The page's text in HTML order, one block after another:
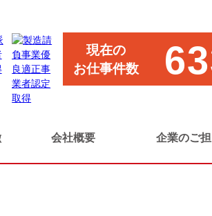
現在の
お仕事件数
会社概要 企業のご